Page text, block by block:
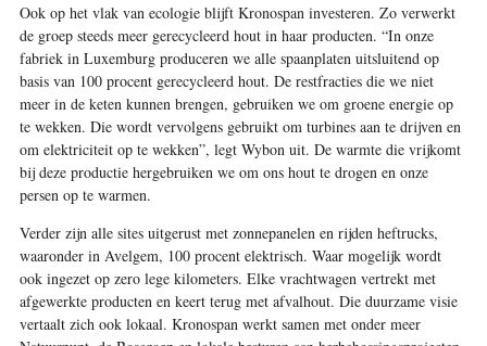
Ook op het vlak van ecologie blijft Kronospan investeren. Zo verwerkt
de groep steeds meer gerecycleerd hout in haar producten. “In onze
fabriek in Luxemburg produceren we alle spaanplaten uitsluitend op
basis van 100 procent gerecycleerd hout. De restfracties die we niet
meer in de keten kunnen brengen, gebruiken we om groene energie op
te wekken. Die wordt vervolgens gebruikt om turbines aan te drijven en
om elektriciteit op te wekken”, legt Wybon uit. De warmte die vrijkomt
bij deze productie hergebruiken we om ons hout te drogen en onze
persen op te warmen.
Verder zijn alle sites uitgerust met zonnepanelen en rijden heftrucks,
waaronder in Avelgem, 100 procent elektrisch. Waar mogelijk wordt
ook ingezet op zero lege kilometers. Elke vrachtwagen vertrekt met
afgewerkte producten en keert terug met afvalhout. Die duurzame visie
vertaalt zich ook lokaal. Kronospan werkt samen met onder meer